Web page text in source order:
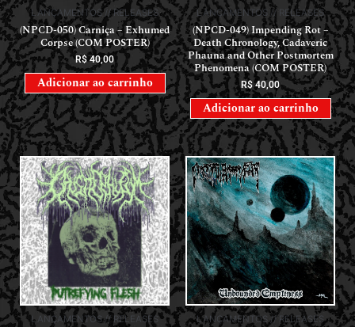
LANÇAMENTOS // RELEASES
(NPCD-050) Carniça – Exhumed
Corpse (COM POSTER)
R$40,00
Adicionar ao carrinho
LANÇAMENTOS // RELEASES
(NPCD-049) Impending Rot –
Death Chronology, Cadaveric
Phauna and Other Postmortem
Phenomena (COM POSTER)
R$40,00
Adicionar ao carrinho
LANÇAMENTOS // RELEASES LANÇAMENTOS // RELEASES